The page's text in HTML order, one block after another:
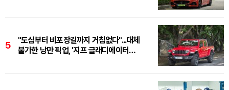
5
"도심부터 비포장길까지 거침없다"...대체
불가한 낭만 픽업, '지프 글래디에이터